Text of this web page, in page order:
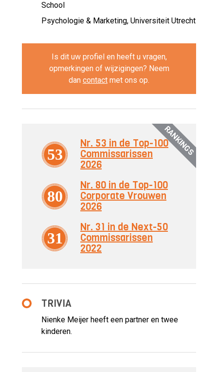
School
Psychologie & Marketing, Universiteit Utrecht
Is dit uw profiel en heeft u vragen,
opmerkingen of wijzigingen? Neem
dan contact met ons op.
RANKINGS
53
Nr. 53 in de Top-100
Commissarissen
2026
80
Nr. 80 in de Top-100
Corporate Vrouwen
2026
31
Nr. 31 in de Next-50
Commissarissen
2022
TRIVIA
Nienke Meijer heeft een partner en twee
kinderen.